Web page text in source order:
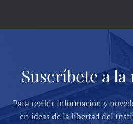
Suscríbete a
Para recibir información y
en ideas de la libertad del